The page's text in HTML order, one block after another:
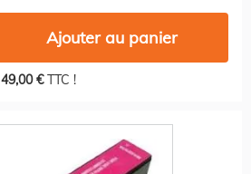
Ajouter au panier
49,00 €TTC !